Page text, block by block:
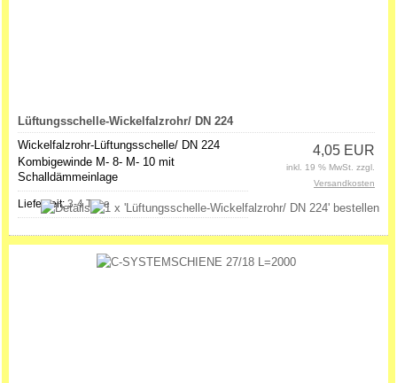
Lüftungsschelle-Wickelfalzrohr/ DN 224
Wickelfalzrohr-Lüftungsschelle/ DN 224
Kombigewinde M- 8- M- 10 mit
Schalldämmeinlage
Lieferzeit:3-4 Tage
4,05 EUR
inkl. 19 % MwSt. zzgl.
Versandkosten